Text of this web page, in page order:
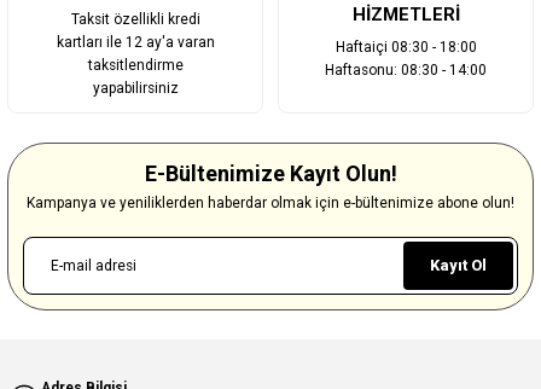
Taksit özellikli kredi
kartları ile 12 ay'a varan
taksitlendirme
yapabilirsiniz
HİZMETLERİ
Haftaiçi 08:30 - 18:00
Haftasonu: 08:30 - 14:00
E-Bültenimize Kayıt Olun!
Kampanya ve yeniliklerden haberdar olmak için e-bültenimize abone olun!
Kayıt Ol